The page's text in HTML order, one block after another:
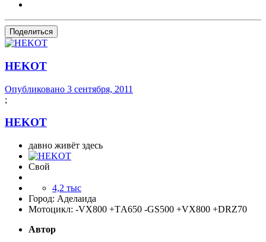
Поделиться
HEKOT
Опубликовано 3 сентября, 2011
;
HEKOT
давно живёт здесь
Свой
4,2 тыс
Город: Аделаида
Мотоцикл: -VX800 +TА650 -GS500 +VX800 +DRZ70
Автор